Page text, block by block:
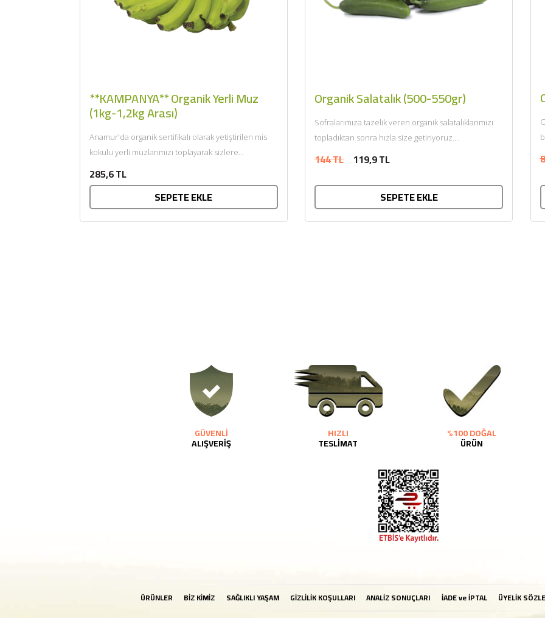
**KAMPANYA** Organik Yerli Muz
(1kg-1,2kg Arası)
Anamur'da organik sertifikalı olarak yetiştirilen mis
kokulu yerli muzlarımızı toplayarak sizlere
285,6 TL
SEPETE EKLE
Organik Salatalık (500-550gr)
Sofralarımıza tazelik veren organik salatalıklarımızı
topladıktan sonra hızla size getiriyoruz....
144 TL 119,9 TL
SEPETE EKLE
GÜVENLİ
ALIŞVERİŞ
HIZLI
TESLİMAT
%100 DOĞAL
ÜRÜN
ÜRÜNLER BİZ KİMİZ SAĞLIKLI YAŞAM GİZLİLİK KOŞULLARI ANALİZ SONUÇLARI İADE ve İPTAL ÜYELİK